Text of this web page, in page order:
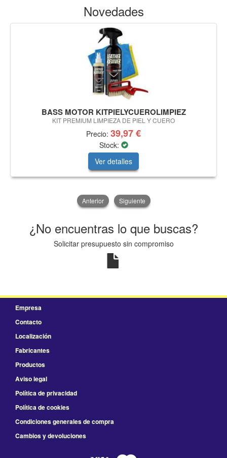
Novedades
BASS MOTOR KITPIELYCUEROLIMPIEZ
KIT PREMIUM LIMPIEZA DE PIEL Y CUERO
Precio: 39,97 €
Stock:
Ver detalles
Anterior Siguiente
¿No encuentras lo que buscas?
Solicitar presupuesto sin compromiso
Empresa
Contacto
Localización
Fabricantes
Productos
Aviso legal
Política de privacidad
Política de cookies
Condiciones generales de compra
Cambios y devoluciones